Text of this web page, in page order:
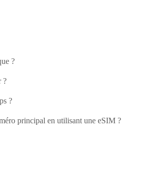
?
?
?
principal en utilisant une eSIM ?